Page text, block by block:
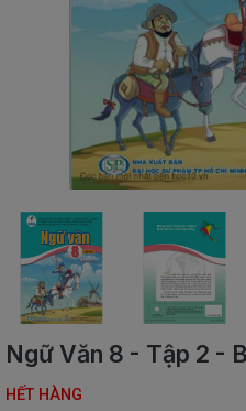
SÁCH
THIẾU
SÁCH
NGOẠI
NGỮ
VPP
-
ĐỒ
DÙNG
SINH
QUÀ
Ngữ Văn 8 - Tập 2 -
HẾT HÀNG